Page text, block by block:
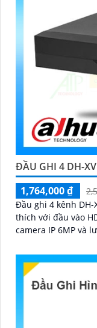
ĐẦU GHI 4 DH-
1,764,000 ₫
Đầu ghi 4 kênh DH-
thích với đầu vào HDCVI, AHD,
camera IP 6MP và